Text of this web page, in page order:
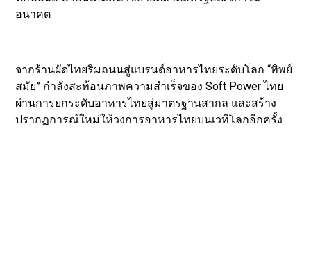
อนาคต
จากร้านผัดไทยริมถนนสู่แบรนด์อาหารไทยระดับโลก “ทิพย์
สมัย” กำลังสะท้อนภาพความสำเร็จของ Soft Power ไทย
ผ่านการยกระดับอาหารไทยสู่มาตรฐานสากล และสร้าง
ปรากฏการณ์ใหม่ให้วงการอาหารไทยบนเวทีโลกอีกครั้ง